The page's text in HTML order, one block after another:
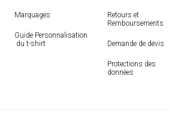
Marquages
Guide Personnalisation
du t-shirt
Retours et
Remboursements
Demande de devis
Protections des
données